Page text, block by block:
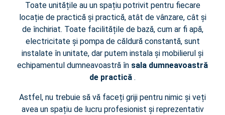
Toate unitățile au un spațiu potrivit pentru fiecare
locație de practică și practică, atât de vânzare, cât și
de închiriat. Toate facilitățile de bază, cum ar fi apă,
electricitate și pompa de căldură constantă, sunt
instalate în unitate, dar putem instala și mobilierul și
echipamentul dumneavoastră în sala dumneavoastră
de practică .
Astfel, nu trebuie să vă faceți griji pentru nimic și veți
avea un spațiu de lucru profesionist și reprezentativ